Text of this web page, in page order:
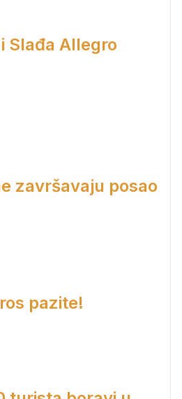
Slađa Allegro
završavaju posao
pazite!